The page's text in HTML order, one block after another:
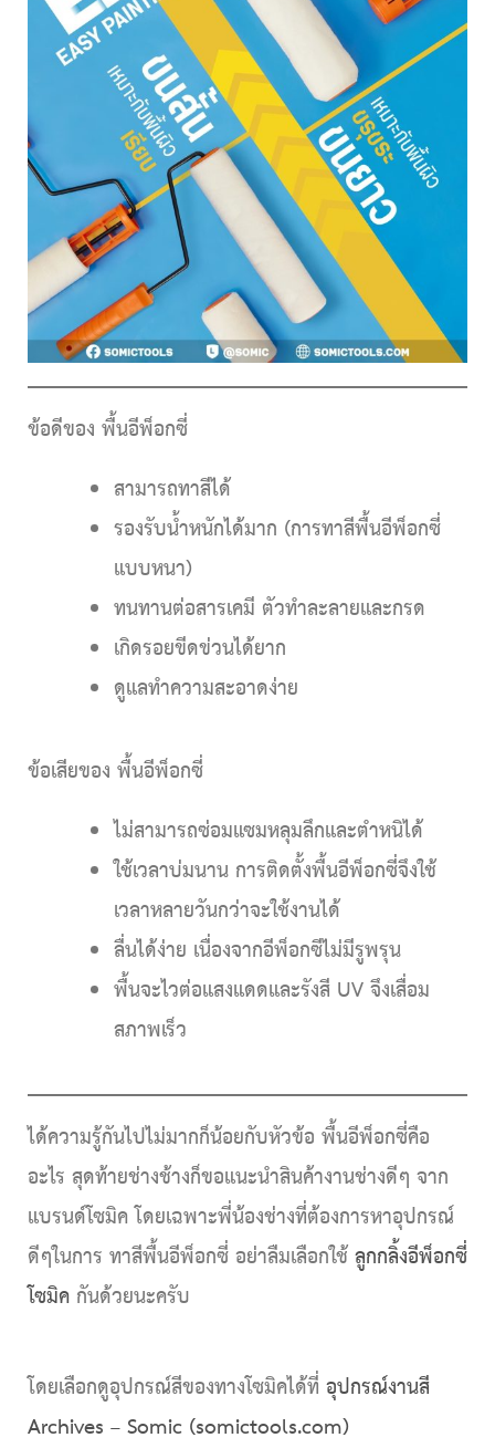
ข้อดีของ พื้นอีพ็อกซ
สามารถทาสีได้
รองรับน้ำหนักได้มาก (การทาสีพื้นอีพ็อกซี่
แบบหนา)
ทนทานต่อสารเคมี ตัวทำละลายและกรด
เกิดรอยขีดข่วนได้ยาก
ดูแลทำความสะอาดง่าย
ข้อเสียของ พื้นอีพ็อกซ
ไม่สามารถซ่อมแซมหลุมลึกและตำหนิได้
ใช้เวลาบ่มนาน การติดตั้งพื้นอีพ็อกซี่จึงใช้
เวลาหลายวันกว่าจะใช้งานได้
ลื่นได้ง่าย เนื่องจากอีพ็อกซีไม่มีรูพรุน
พื้นจะไวต่อแสงแดดและรังสี UV จึงเสื่อม
สภาพเร็ว
ได้ความรู้กันไปไม่มากก็น้อยกับหัวข้อ พื้นอีพ็อกซี่คือ
อะไร สุดท้ายช่างช้างก็ขอแนะนำสินค้างานช่างดีๆ จาก
แบรนด์โซมิค โดยเฉพาะพี่น้องช่างที่ต้องการหาอุปกรณ์
ดีๆในการ ทาสีพื้นอีพ็อกซี่ อย่าลืมเลือกใช้ลูกกลิ้งอีพ็อกซี่
โซมิค กันด้วยนะครับ
โดยเลือกดูอุปกรณ์สีของทางโซมิคได้ที่ อุปกรณ์งานสี
Archives – Somic (somictools.com)